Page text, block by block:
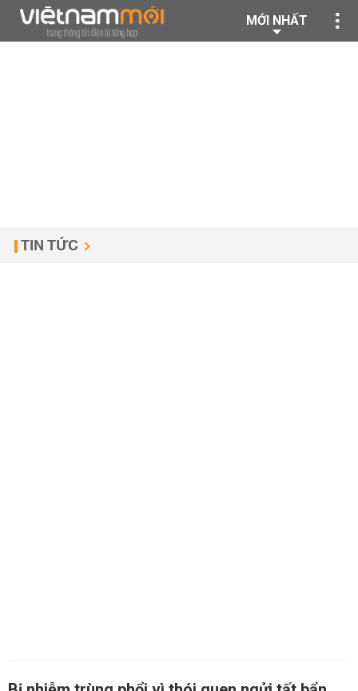
MỚI NHẤT
TIN TỨC